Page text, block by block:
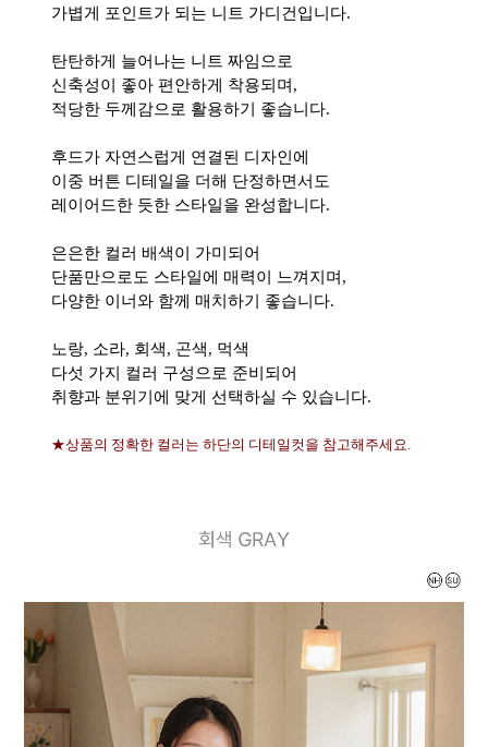
가볍게 포인트가 되는 니트 가디건입니다.
탄탄하게 늘어나는 니트 짜임으로
신축성이 좋아 편안하게 착용되며,
적당한 두께감으로 활용하기 좋습니다.
후드가 자연스럽게 연결된 디자인에
이중 버튼 디테일을 더해 단정하면서도
레이어드한 듯한 스타일을 완성합니다.
은은한 컬러 배색이 가미되어
단품만으로도 스타일에 매력이 느껴지며,
다양한 이너와 함께 매치하기 좋습니다.
노랑, 소라, 회색, 곤색, 먹색
다섯 가지 컬러 구성으로 준비되어
취향과 분위기에 맞게 선택하실 수 있습니다.
★상품의 정확한 컬러는 하단의 디테일컷을 참고해주세요.